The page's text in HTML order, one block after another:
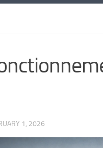
1, 2026